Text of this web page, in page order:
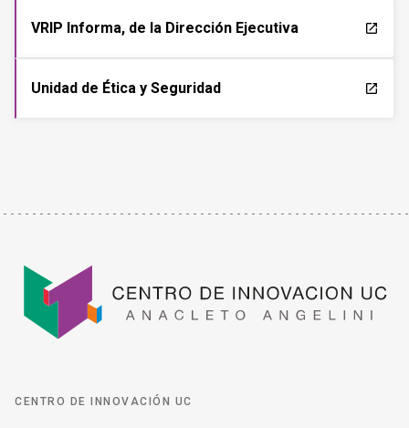
VRIP Informa, de la Dirección Ejecutiva launch
Unidad de Ética y Seguridad launch
CENTRO DE INNOVACIÓN UC